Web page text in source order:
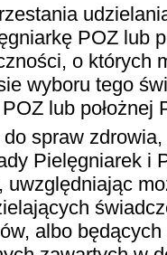
POZ lub
o których
wyboru tego
lub
do spraw
Pielęgniarek i
uwzględniając
albo